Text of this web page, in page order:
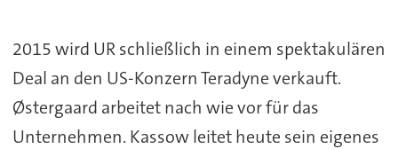
2015 wird UR schließlich in einem spektakulären
Deal an den US-Konzern Teradyne verkauft.
Østergaard arbeitet nach wie vor für das
Unternehmen. Kassow leitet heute sein eigenes